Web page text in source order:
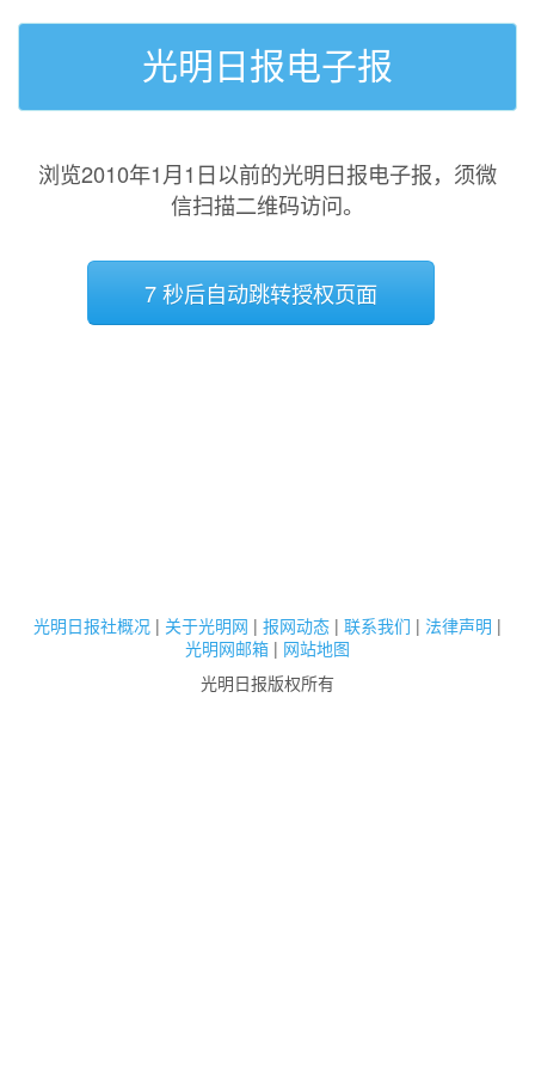
光明日报电子报
浏览2010年1月1日以前的光明日报电子报，须微
信扫描二维码访问。
7 秒后自动跳转授权页面
光明日报社概况 | 关于光明网 | 报网动态 | 联系我们 | 法律声明 |
光明网邮箱 | 网站地图
光明日报版权所有